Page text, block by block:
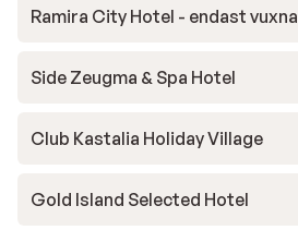
Ramira City Hotel - endast vuxna
Side Zeugma & Spa Hotel
Club Kastalia Holiday Village
Gold Island Selected Hotel